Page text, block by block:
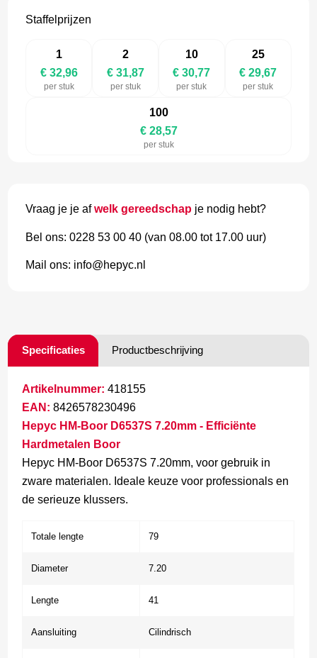
Staffelprijzen
1
€ 32,96
per stuk
2
€ 31,87
per stuk
10
€ 30,77
per stuk
25
€ 29,67
per stuk
100
€ 28,57
per stuk
Vraag je je afwelk gereedschap je nodig hebt?
Bel ons: 0228 53 00 40 (van 08.00 tot 17.00 uur)
Mail ons: info@hepyc.nl
Specificaties Productbeschrijving
Artikelnummer: 418155
EAN: 8426578230496
Hepyc HM-Boor D6537S 7.20mm - Efficiënte
Hardmetalen Boor
Hepyc HM-Boor D6537S 7.20mm, voor gebruik in
zware materialen. Ideale keuze voor professionals en
de serieuze klussers.
Totale lengte 79
Diameter 7.20
Lengte 41
Aansluiting Cilindrisch